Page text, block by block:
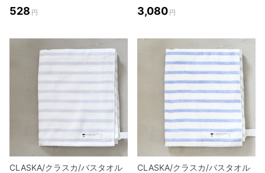
528 円 3,080 円
CLASKA/クラスカ/バスタオル
CLASKA/クラスカ/バスタオル